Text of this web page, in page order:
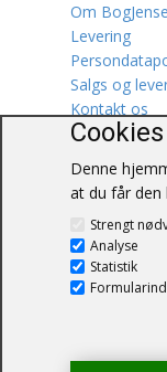
Mad
Musik
Om
Levering
Salgs og
Kontakt os
Blåkærvej 25
6052 Viuf
Tlf.:
Denne
at du får den
Strengt
Analyse
Statistik